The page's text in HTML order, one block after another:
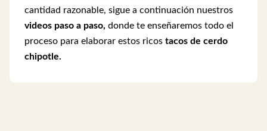
cantidad razonable, sigue a continuación nuestros
videos paso a paso, donde te enseñaremos todo el
proceso para elaborar estos ricos tacos de cerdo
chipotle.